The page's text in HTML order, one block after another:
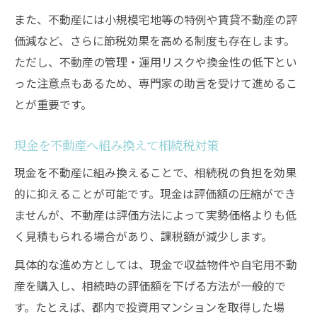
また、不動産には小規模宅地等の特例や賃貸不動産の評
価減など、さらに節税効果を高める制度も存在します。
ただし、不動産の管理・運用リスクや換金性の低下とい
った注意点もあるため、専門家の助言を受けて進めるこ
とが重要です。
現金を不動産へ組み換えて相続税対策
現金を不動産に組み換えることで、相続税の負担を効果
的に抑えることが可能です。現金は評価額の圧縮ができ
ませんが、不動産は評価方法によって実勢価格よりも低
く見積もられる場合があり、課税額が減少します。
具体的な進め方としては、現金で収益物件や自宅用不動
産を購入し、相続時の評価額を下げる方法が一般的で
す。たとえば、都内で投資用マンションを取得した場